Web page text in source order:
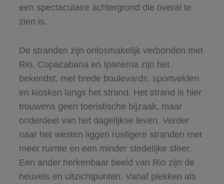
een spectaculaire achtergrond die overal te
zien is.
De stranden zijn onlosmakelijk verbonden met
Rio. Copacabana en Ipanema zijn het
bekendst, met brede boulevards, sportvelden
en kiosken langs het strand. Het strand is hier
trouwens geen toeristische bijzaak, maar
onderdeel van het dagelijkse leven. Verder
naar het westen liggen rustigere stranden met
meer ruimte en een minder stedelijke sfeer.
Een ander herkenbaar beeld van Rio zijn de
heuvels en uitzichtpunten. Vanaf plekken als